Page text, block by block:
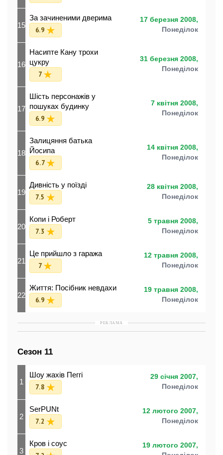
15
За зачиненими дверима
6.9
17 березня 2008,
Понеділок
16
Насипте Кану трохи
цукру
7
31 березня 2008,
Понеділок
17
Шість персонажів у
пошуках будинку
6.9
7 квітня 2008,
Понеділок
18
Залицяння батька
Йосипа
6.7
14 квітня 2008,
Понеділок
19
Дивність у поїзді
7.5
28 квітня 2008,
Понеділок
20
Копи і Роберт
7.3
5 травня 2008,
Понеділок
21
Це прийшло з гаража
7
12 травня 2008,
Понеділок
22
Життя: Посібник невдахи
6.9
19 травня 2008,
Понеділок
РЕКЛАМА
Сезон 11
1
Шоу жахів Пеггі
7.8
29 січня 2007,
Понеділок
2
SerPUNt
7.2
12 лютого 2007,
Понеділок
3
Кров і соус
19 лютого 2007,